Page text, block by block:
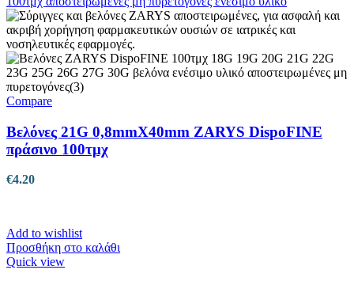
Compare
Βελόνες 21G 0,8mmX40mm ZARYS DispoFINE
πράσινο 100τμχ
€4.20
Add to wishlist
Προσθήκη στο καλάθι
Quick view